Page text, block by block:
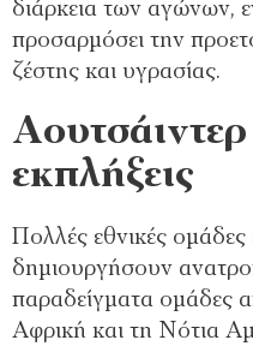
διάρκεια των αγώνων,
προσαρμόσει την
ζέστης και υγρασίας.
εκπλήξεις
Πολλές εθνικές ομάδες
δημιουργήσουν
παραδείγματα ομάδες
Αφρική και τη Νότια